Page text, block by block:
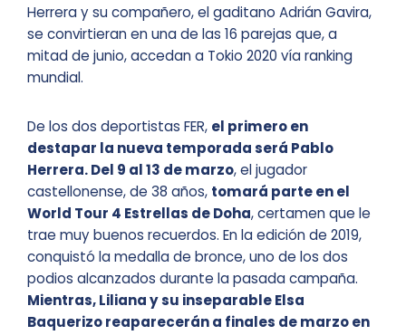
Herrera y su compañero, el gaditano Adrián Gavira,
se convirtieran en una de las 16 parejas que, a
mitad de junio, accedan a Tokio 2020 vía ranking
mundial.
De los dos deportistas FER, el primero en
destapar la nueva temporada será Pablo
Herrera. Del 9 al 13 de marzo, el jugador
castellonense, de 38 años, tomará parte en el
World Tour 4 Estrellas de Doha, certamen que le
trae muy buenos recuerdos. En la edición de 2019,
conquistó la medalla de bronce, uno de los dos
podios alcanzados durante la pasada campaña.
Mientras, Liliana y su inseparable Elsa
Baquerizo reaparecerán a finales de marzo en